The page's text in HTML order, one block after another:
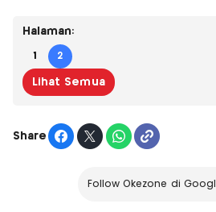
Halaman:
1 2
Lihat Semua
Share
Follow Okezone di